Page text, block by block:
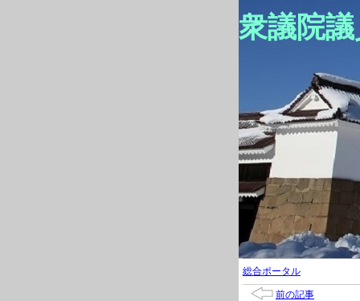
衆議院
総合ポータル
前の記事